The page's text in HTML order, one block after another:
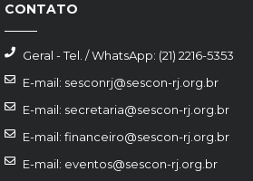
CONTATO
Geral - Tel. / WhatsApp: (21) 2216-5353
E-mail: sesconrj@sescon-rj.org.br
E-mail: secretaria@sescon-rj.org.br
E-mail: financeiro@sescon-rj.org.br
E-mail: eventos@sescon-rj.org.br